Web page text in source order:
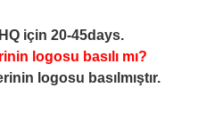
için 20-45days.
logosu basılı mı?
logosu basılmıştır.